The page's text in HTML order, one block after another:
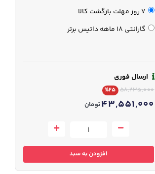
7 روز مهلت بازگشت کالا
گارانتی 18 ماهه داتیس برتر
ارسال فوری
58,235,000
%25
43,551,000تومان
افزودن به سبد